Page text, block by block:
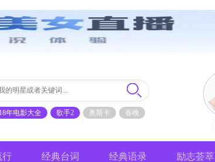
年电影大全 歌手2 奥斯卡
春晚
行 经典台词 经典语录 励志荟萃